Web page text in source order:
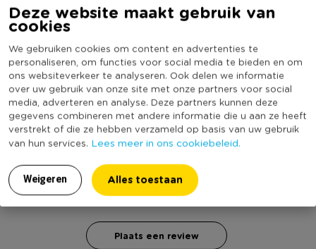
Deze website maakt gebruik van
cookies
We gebruiken cookies om content en advertenties te
personaliseren, om functies voor social media te bieden en om
ons websiteverkeer te analyseren. Ook delen we informatie
over uw gebruik van onze site met onze partners voor social
media, adverteren en analyse. Deze partners kunnen deze
gegevens combineren met andere informatie die u aan ze heeft
verstrekt of die ze hebben verzameld op basis van uw gebruik
van hun services. Lees meer in ons cookiebeleid.
Weigeren Alles toestaan
Kleur
Zilverkleurig
Duurzaamheidsscore
(Nog) geen score
bekend
Heb jij Theelichthouder - streep design - 7x8 cm?
Schrijf een review!
Voor het schrijven van een review is een geldig e-mail adres nodig
ter verificatie.
Plaats een review